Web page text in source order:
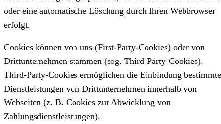
oder eine automatische Löschung durch Ihren Webbrowser
erfolgt.
Cookies können von uns (First-Party-Cookies) oder von
Drittunternehmen stammen (sog. Third-Party-Cookies).
Third-Party-Cookies ermöglichen die Einbindung
Dienstleistungen von Drittunternehmen innerhalb von
Webseiten (z. B. Cookies zur Abwicklung von
Zahlungsdienstleistungen).